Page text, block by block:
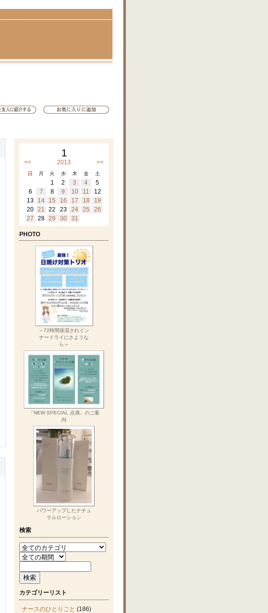
1
<< 2013 >>
日 月 火 水 木 金 土
1 2 3 4
5
6
7 8 9 10 11
12
13
14 15 16 17 18
19
20 21 22 23 24 25
26
27
28 29 30 31
PHOTO
～72時間保湿されイン
ナードライにさような
ら～
「NEW SPECIAL 点滴」のご案
内
パワーアップしたナチュ
ラルローション
検索
カテゴリーリスト
ナースのひとりごと (186)